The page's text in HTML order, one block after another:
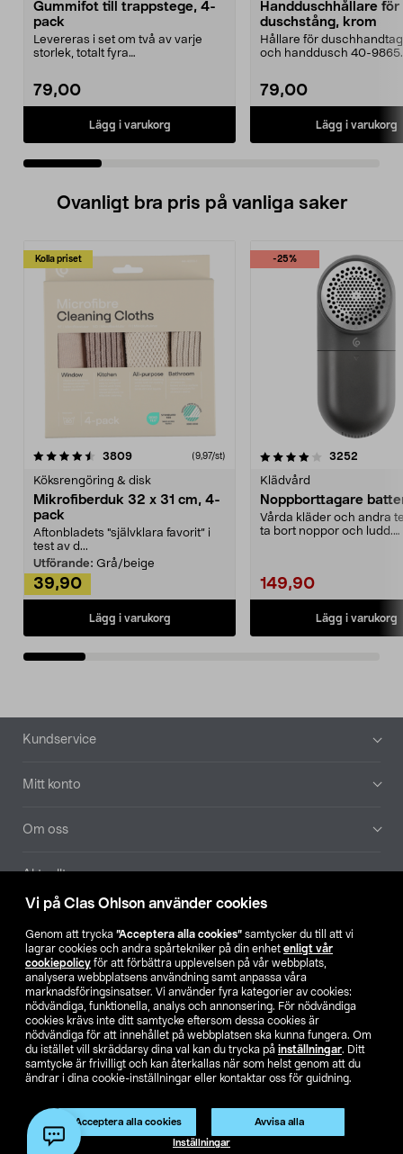
Vi på Clas Ohlson använder cookies
Genom att trycka ”Acceptera alla cookies” samtycker du till att vi
lagrar cookies och andra spårtekniker på din enhet enligt vår
cookiepolicy för att förbättra upplevelsen på vår webbplats,
analysera webbplatsens användning samt anpassa våra
marknadsföringsinsatser. Vi använder fyra kategorier av cookies:
nödvändiga, funktionella, analys och annonsering. För nödvändiga
cookies krävs inte ditt samtycke eftersom dessa cookies är
nödvändiga för att innehållet på webbplatsen ska kunna fungera. Om
du istället vill skräddarsy dina val kan du trycka på inställningar. Ditt
samtycke är frivilligt och kan återkallas när som helst genom att du
ändrar i dina cookie-inställningar eller kontaktar oss för guidning.
Acceptera alla cookies Avvisa alla
Inställningar
Gummifot till trappstege, 4-
pack
Levereras i set om två av varje
storlek, totalt fyra
79,00
Lägg i varukorg
Handduschhållare
duschstång, krom
Hållare för
och handdusch 40-
79,00
Lägg i varukorg
Ovanligt bra pris på vanliga saker
Kolla priset
3809recensioner (9,97/st)
Köksrengöring & disk
Mikrofiberduk 32 x 31 cm, 4-
pack
Aftonbladets "självklara favorit” i
test av d...
Utförande: Grå/beige
39,90
Lägg i varukorg
-25%
4.0av 5 stjärnor 3252
Klädvård
Noppborttagare
Vårda kläder och andra
ta bort noppor och ludd.
149,90
Lägg i varukorg
4.5av 5 stjärnor
Sidfot
Kundservice
Mitt konto
Om oss
Aktuellt
Hitta butik
SE NO FI
Köpvillkor Privacy statement Klubbvillkor
För företag
Ändra till priser exklusive moms